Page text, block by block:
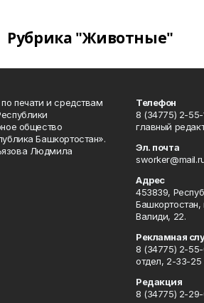
Рубрика "Животные"
печати и средствам
общество
Башкортостан».
Людмила
Телефон
8 (34775) 2-
главный
Эл. почта
Адрес
453839,
Башкортостан,
Валиди, 22.
Рекламная
8 (34775) 2-
отдел, 2-33-25
Редакция
8 (34775) 2-